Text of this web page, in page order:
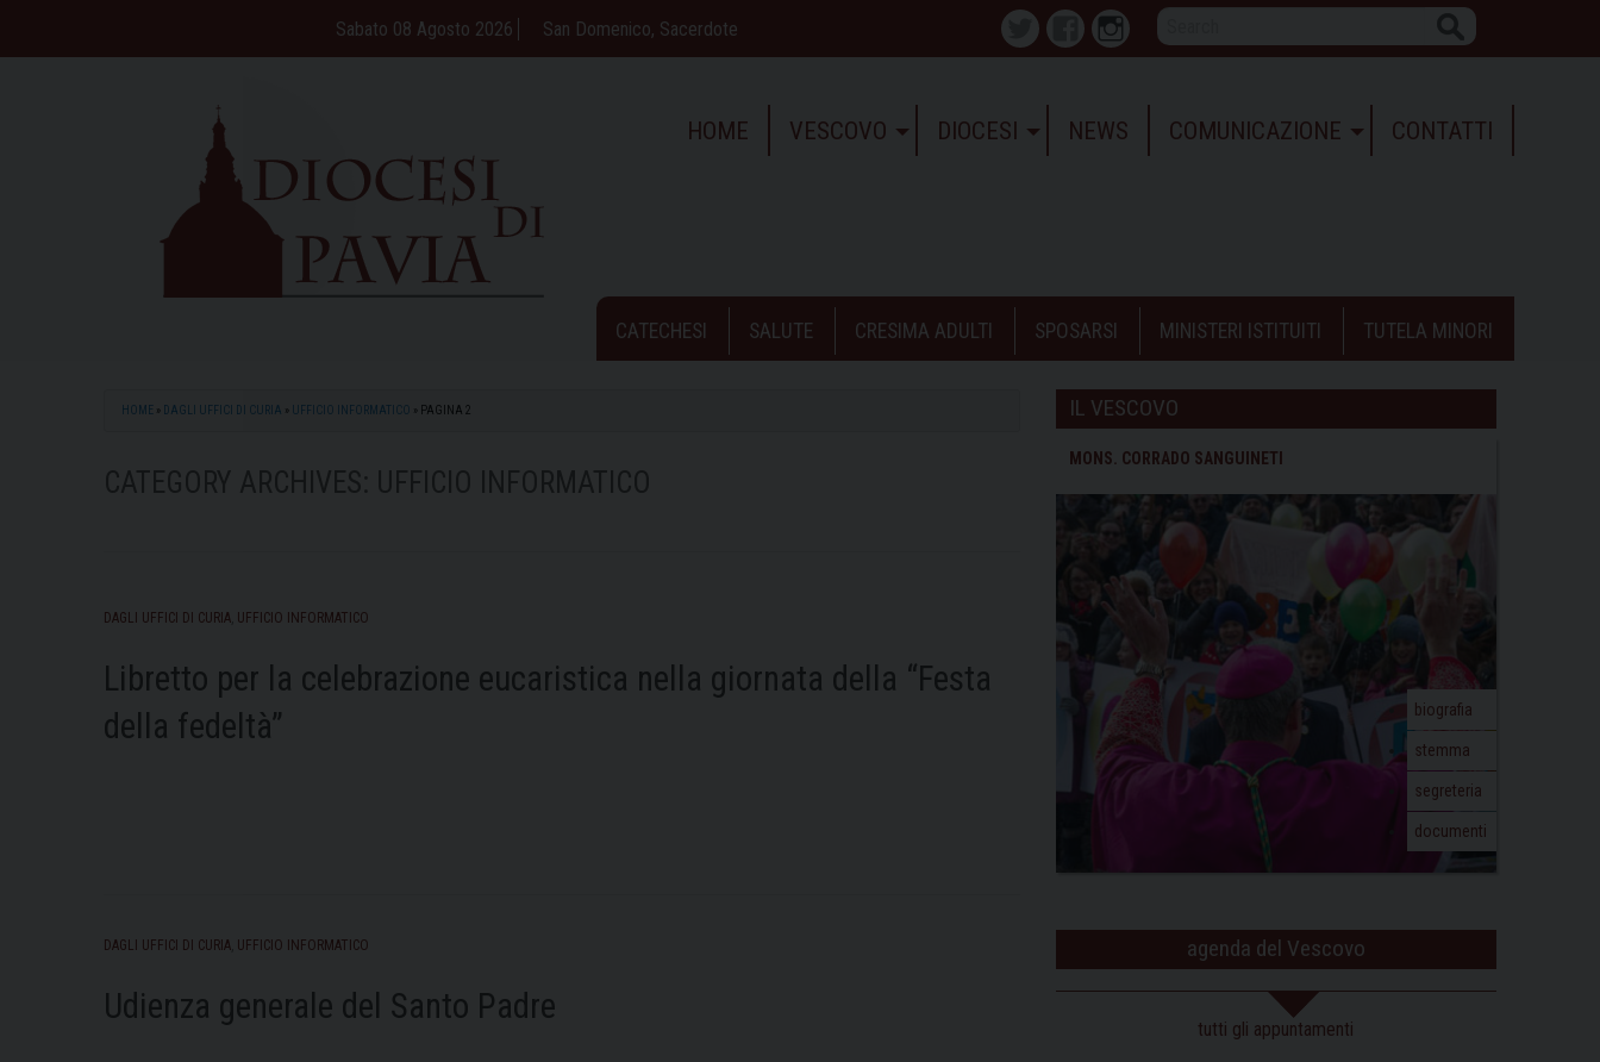
Sabato 08 Agosto 2026 San Domenico, Sacerdote Twitter FacebookInstagram
HOME VESCOVO DIOCESI NEWS COMUNICAZIONE CONTATTI
CATECHESI SALUTE CRESIMA ADULTI SPOSARSI MINISTERI ISTITUITI TUTELA MINORI
HOME » DAGLI UFFICI DI CURIA » UFFICIO INFORMATICO » PAGINA 2
DAGLI UFFICI DI CURIA UFFICIO INFORMATICO
Libretto per la celebrazione eucaristica nella giornata della “Festa
della fedeltà”
DAGLI UFFICI DI CURIA UFFICIO INFORMATICO
Udienza generale del Santo Padre
IL VESCOVO
MONS. CORRADO SANGUINETI
biografia
stemma
segreteria
documenti
agenda del Vescovo
tutti gli appuntamenti